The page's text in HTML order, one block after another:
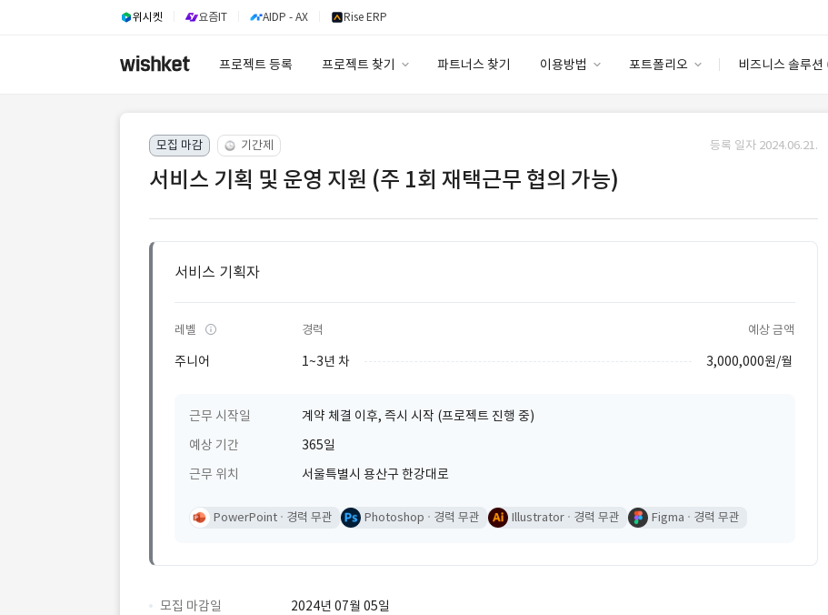
위시켓 요즘IT AIDP - AX Rise ERP
프로젝트 등록 프로젝트 찾기 파트너스 찾기 이용방법 포트폴리오 비즈니스 솔루션
이용요금
고객센터
안심 코드 케어
모집 마감 기간제 등록 일자 2024.06.21.
서비스 기획 및 운영 지원 (주 1회 재택근무 협의 가능)
서비스 기획자
레벨 경력 예상 금액
주니어 1~3년 차 3,000,000원/월
근무 시작일
계약 체결 이후, 즉시 시작 (프로젝트 진행 중)
예상 기간
365일
근무 위치
서울특별시 용산구 한강대로
PowerPoint 경력 무관 Photoshop 경력 무관 Illustrator 경력 무관 Figma 경력 무관
모집 마감일
2024년 07월 05일